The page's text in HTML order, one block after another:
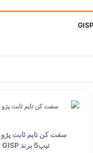
تیپ5 برند GISP